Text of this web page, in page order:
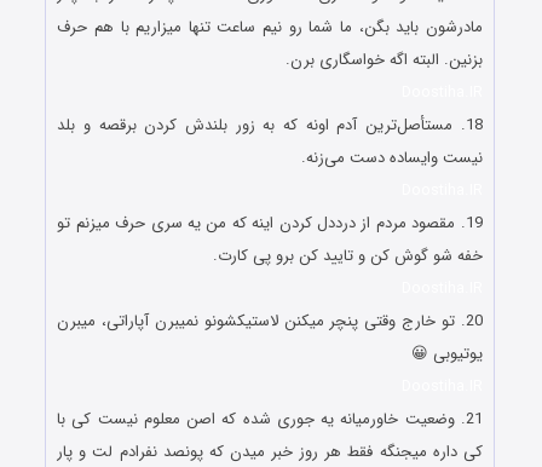
مادرشون باید بگن، ما شما رو نیم ساعت تنها میزاریم با هم حرف
بزنین. البته اگه خواسگاری برن.
18. مستأصل‌ترین آدم اونه که به زور بلندش کردن برقصه و بلد
نیست وایساده دست می‌زنه.
19. مقصود مردم از درددل کردن اینه که من یه سری حرف میزنم تو
خفه شو گوش کن و تایید کن برو پی کارت.
20. تو خارج وقتی پنچر میکنن لاستیکشونو نمیبرن آپاراتی، میبرن
یوتیوبی 😀
21. وضعیت خاورمیانه یه جوری شده که اصن معلوم نیست کی با
کی داره میجنگه فقط هر روز خبر میدن که پونصد نفرادم لت و پار